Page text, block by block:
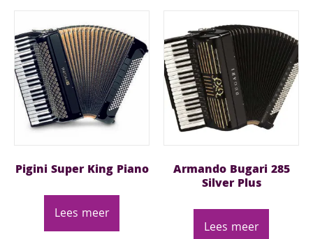
Pigini Super King Piano
Lees meer
Armando Bugari 285
Silver Plus
Lees meer